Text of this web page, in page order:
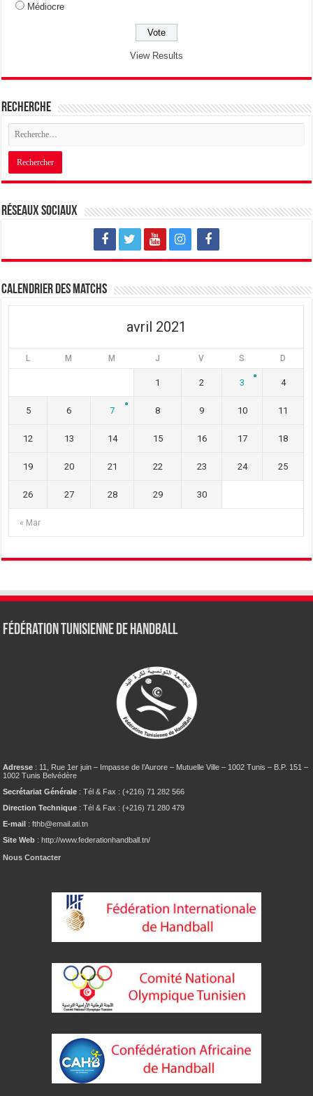
Médiocre
View Results
Recherche
Réseaux sociaux
Calendrier des matchs
avril 2021
L M M J V S D
« Mar
1 2 3 4
5 6 7 8 9 10 11
12 13 14 15 16 17 18
19 20 21 22 23 24 25
26 27 28 29 30
Fédération tunisienne de Handball
Adresse : 11, Rue 1er juin – Impasse de l’Aurore – Mutuelle Ville – 1002 Tunis – B.P. 151 –
1002 Tunis Belvédère
Secrétariat Générale : Tél & Fax : (+216) 71 282 566
Direction Technique : Tél & Fax : (+216) 71 280 479
E-mail : fthb@email.ati.tn
Site Web : http://www.federationhandball.tn/
Nous Contacter